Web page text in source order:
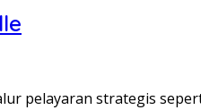
pelayaran strategis